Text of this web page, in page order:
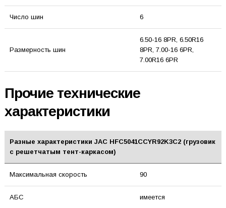
Число шин 6
Размерность шин
6.50-16 8PR, 6.50R16
8PR, 7.00-16 6PR,
7.00R16 6PR
Прочие технические
характеристики
Разные характеристики JAC HFC5041CCYR92K3C2 (грузовик
с решетчатым тент-каркасом)
Максимальная скорость 90
АБС имеется